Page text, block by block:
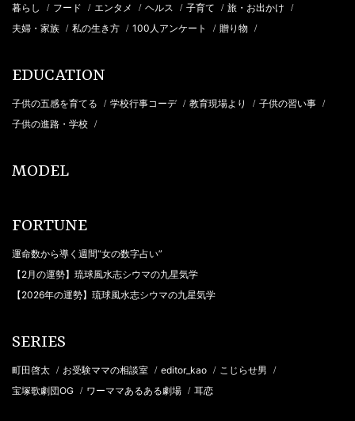
暮らし / フード / エンタメ / ヘルス / 子育て / 旅・お出かけ /
夫婦・家族 / 私の生き方 / 100人アンケート / 贈り物 /
EDUCATION
子供の五感を育てる / 学校行事コーデ / 教育現場より / 子供の習い事 /
子供の進路・学校 /
MODEL
FORTUNE
運命数から導く週間“女の数字占い”
【2月の運勢】琉球風水志シウマの九星気学
【2026年の運勢】琉球風水志シウマの九星気学
SERIES
町田啓太 / お受験ママの相談室 / editor_kao / こじらせ男 /
宝塚歌劇団OG / ワーママあるある劇場 / 耳恋